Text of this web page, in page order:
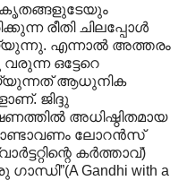
രീതി ചിലപ്പോള്‍
എന്നാല്‍ അത്തരം
ഒട്ടേറെ
ആധുനിക
ജിദ്ദു
അധിഷ്ഠിതമായ
ലോറന്‍സ്
കര്‍ത്താവ്)
Gandhi with a